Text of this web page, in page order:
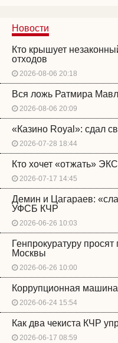
Новости
Кто крышует
отходов
2026-08-06 20:18
Вся ложь Ратмира
2026-08-06 20:09
«Казино Royal»: сдал
2026-07-28 18:44
Кто хочет «отжать»
2026-07-17 14:45
Демин и Цагараев:
УФСБ КЧР
2026-06-26 10:03
Генпрокуратуру
Москвы
2026-06-26 10:00
Коррупционная
2026-06-24 15:54
Как два чекиста КЧР
2026-06-17 08:59